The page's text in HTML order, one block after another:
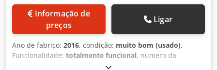
preços
Ligar
Ano de fabrico: 2016, condição: muito bom (usado),
Funcionalidade: totalmente funcional, número da
, GM DC330 Máquina de corte